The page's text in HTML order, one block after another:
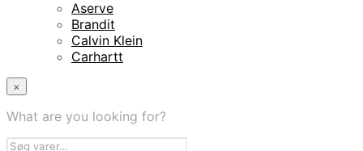
Aserve
Brandit
Calvin Klein
Carhartt
×
What are you looking for?